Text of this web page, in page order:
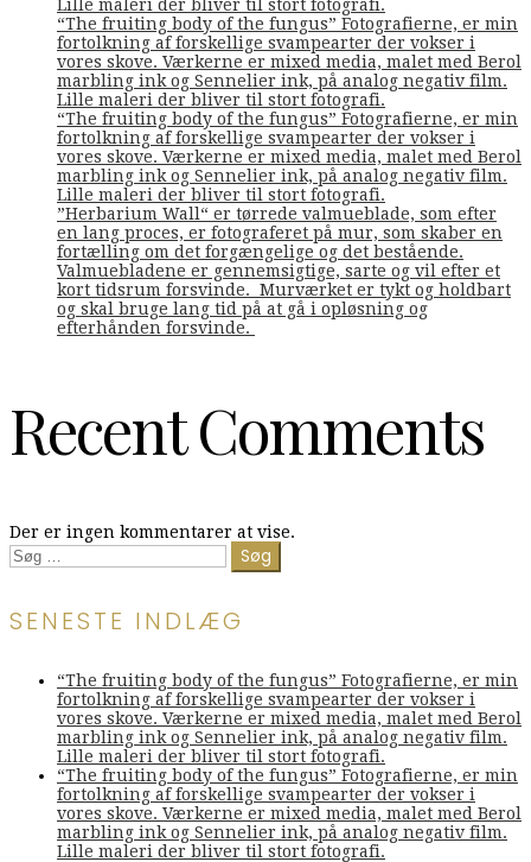
Lille maleri der bliver til stort fotografi.
“The fruiting body of the fungus” Fotografierne, er min
fortolkning af forskellige svampearter der vokser i
vores skove. Værkerne er mixed media, malet med Berol
marbling ink og Sennelier ink, på analog negativ film.
Lille maleri der bliver til stort fotografi.
“The fruiting body of the fungus” Fotografierne, er min
fortolkning af forskellige svampearter der vokser i
vores skove. Værkerne er mixed media, malet med Berol
marbling ink og Sennelier ink, på analog negativ film.
Lille maleri der bliver til stort fotografi.
”Herbarium Wall“ er tørrede valmueblade, som efter
en lang proces, er fotograferet på mur, som skaber en
fortælling om det forgængelige og det bestående.
Valmuebladene er gennemsigtige, sarte og vil efter et
kort tidsrum forsvinde. Murværket er tykt og holdbart
og skal bruge lang tid på at gå i opløsning og
efterhånden forsvinde.
Recent Comments
Der er ingen kommentarer at vise.
Søg
efter:
SENESTE INDLÆG
“The fruiting body of the fungus” Fotografierne, er min
fortolkning af forskellige svampearter der vokser i
vores skove. Værkerne er mixed media, malet med Berol
marbling ink og Sennelier ink, på analog negativ film.
Lille maleri der bliver til stort fotografi.
“The fruiting body of the fungus” Fotografierne, er min
fortolkning af forskellige svampearter der vokser i
vores skove. Værkerne er mixed media, malet med Berol
marbling ink og Sennelier ink, på analog negativ film.
Lille maleri der bliver til stort fotografi.